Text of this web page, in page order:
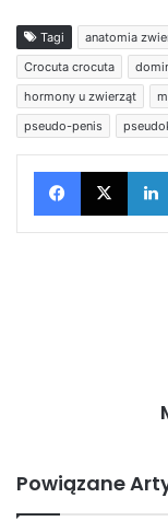
Tagi anatomia
Crocuta crocuta
hormony u zwierząt
pseudo-penis
Facebook
X
Powiązane